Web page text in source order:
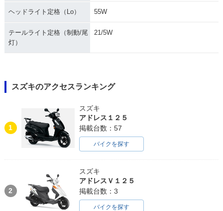
ヘッドライト定格（Lo） 55W
テールライト定格（制動/尾
灯）
21/5W
スズキのアクセスランキング
1
スズキ
アドレス１２５
掲載台数：57
バイクを探す
2
スズキ
アドレスＶ１２５
掲載台数：3
バイクを探す